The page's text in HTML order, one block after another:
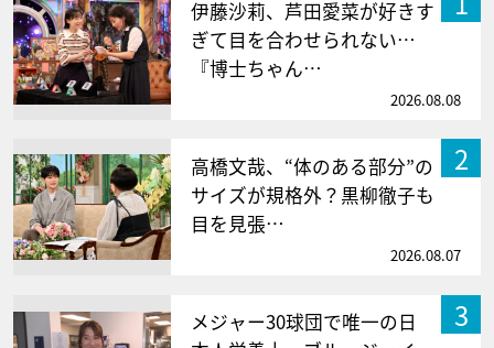
伊藤沙莉、芦田愛菜が好きす
ぎて目を合わせられない…
『博士ちゃん…
2026.08.08
2
高橋文哉、“体のある部分”の
サイズが規格外？黒柳徹子も
目を見張…
2026.08.07
3
メジャー30球団で唯一の日